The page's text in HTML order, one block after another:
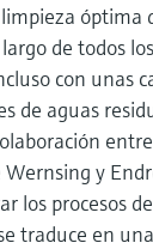
óptima
de todos
con unas
de aguas
y
los procesos
traduce en